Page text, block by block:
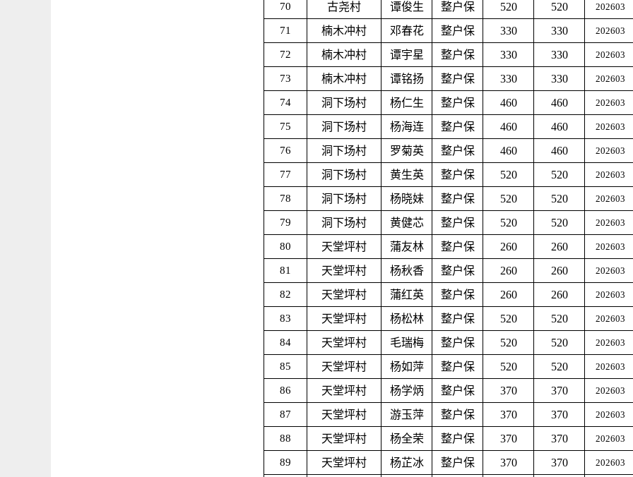
70 古尧村 谭俊生 整户保 520 520 202603
71 楠木冲村 邓春花 整户保 330 330 202603
72 楠木冲村 谭宇星 整户保 330 330 202603
73 楠木冲村 谭铭扬 整户保 330 330 202603
74 洞下场村 杨仁生 整户保 460 460 202603
75 洞下场村 杨海连 整户保 460 460 202603
76 洞下场村 罗菊英 整户保 460 460 202603
77 洞下场村 黄生英 整户保 520 520 202603
78 洞下场村 杨晓妹 整户保 520 520 202603
79 洞下场村 黄健芯 整户保 520 520 202603
80 天堂坪村 蒲友林 整户保 260 260 202603
81 天堂坪村 杨秋香 整户保 260 260 202603
82 天堂坪村 蒲红英 整户保 260 260 202603
83 天堂坪村 杨松林 整户保 520 520 202603
84 天堂坪村 毛瑞梅 整户保 520 520 202603
85 天堂坪村 杨如萍 整户保 520 520 202603
86 天堂坪村 杨学炳 整户保 370 370 202603
87 天堂坪村 游玉萍 整户保 370 370 202603
88 天堂坪村 杨全荣 整户保 370 370 202603
89 天堂坪村 杨芷冰 整户保 370 370 202603